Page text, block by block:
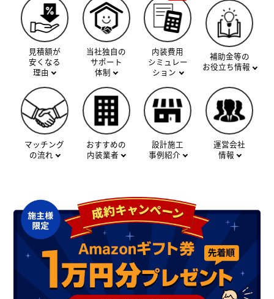
見積額が
安くなる
理由
当社独自の
サポート
体制
内装費用
シミュレー
ション
補助金等の
お役立ち情報
マッチング
の流れ
おすすめの
内装業者
設計施工
事例紹介
運営会社
情報